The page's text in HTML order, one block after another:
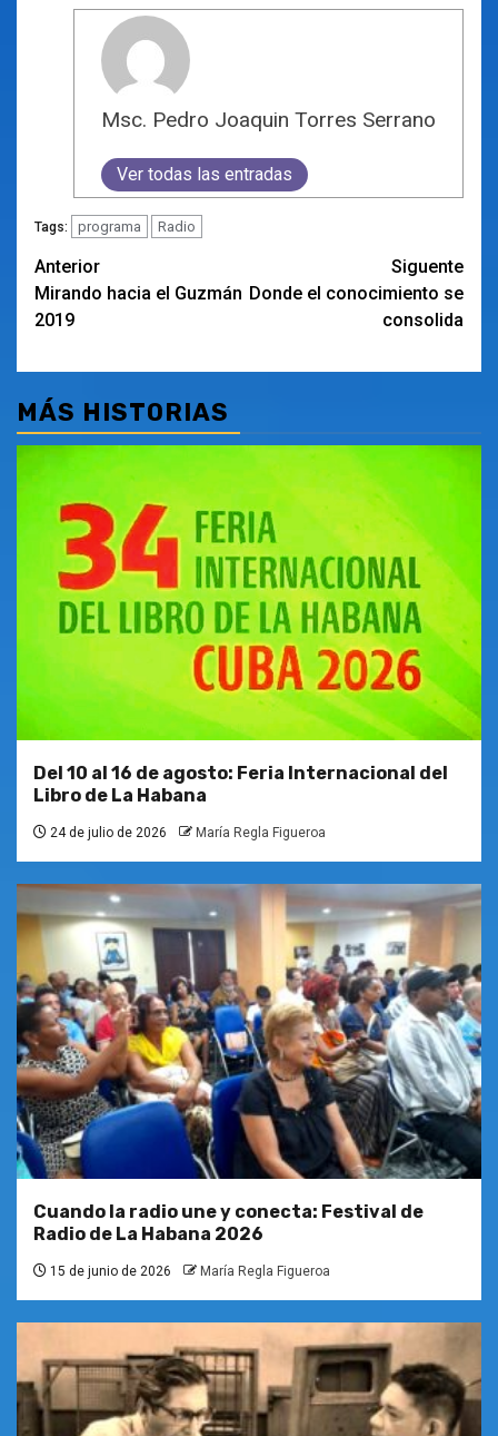
Msc. Pedro Joaquin Torres Serrano
Ver todas las entradas
Tags: programa Radio
Navegación
de
Anterior
Mirando hacia el Guzmán
2019
Siguente
Donde el conocimiento se
consolida
MÁS HISTORIAS
Del 10 al 16 de agosto: Feria Internacional del
Libro de La Habana
24 de julio de 2026 María Regla Figueroa
Cuando la radio une y conecta: Festival de
Radio de La Habana 2026
15 de junio de 2026 María Regla Figueroa